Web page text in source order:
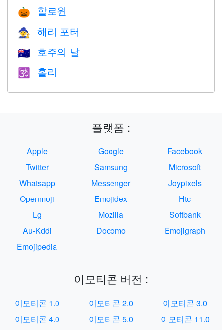
🎃 할로윈
🧙 해리 포터
🇦🇺 호주의 날
🕉 홀리
플랫폼 :
Apple Google
Facebook
Twitter
Samsung
Microsoft
Whatsapp
Messenger
Joypixels
Openmoji
Emojidex
Htc
Lg
Mozilla
Softbank
Au-Kddi
Docomo
Emojigraph
Emojipedia
이모티콘 버전 :
이모티콘 1.0 이모티콘 2.0
이모티콘 3.0
이모티콘 4.0
이모티콘 5.0
이모티콘 11.0